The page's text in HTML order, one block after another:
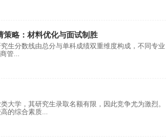
策略：材料优化与面试制胜
分数线由总分与单科成绩双重维度构成，不同专业
管
大学，其研究生录取名额有限，因此竞争尤为激烈。
的综合素质